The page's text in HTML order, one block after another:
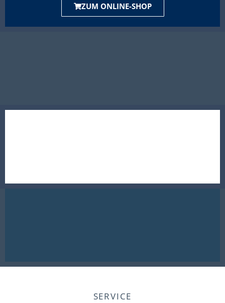
ZUM ONLINE-SHOP
SERVICE